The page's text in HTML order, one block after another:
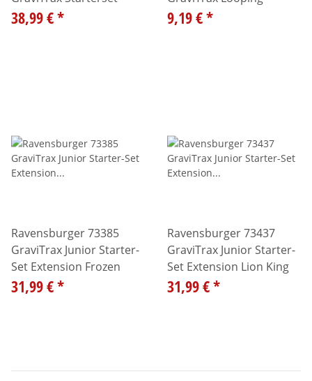
38,99 €* 9,19 €*
Ravensburger 73385
GraviTrax Junior Starter-
Set Extension Frozen
31,99 €*
Ravensburger 73437
GraviTrax Junior Starter-
Set Extension Lion King
31,99 €*